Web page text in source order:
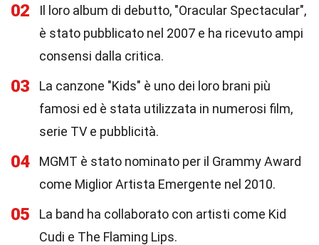
02
Il loro album di debutto, "Oracular Spectacular",
è stato pubblicato nel 2007 e ha ricevuto ampi
consensi dalla critica.
03
La canzone "Kids" è uno dei loro brani più
famosi ed è stata utilizzata in numerosi film,
serie TV e pubblicità.
04
MGMT è stato nominato per il Grammy Award
come Miglior Artista Emergente nel 2010.
05
La band ha collaborato con artisti come Kid
Cudi e The Flaming Lips.